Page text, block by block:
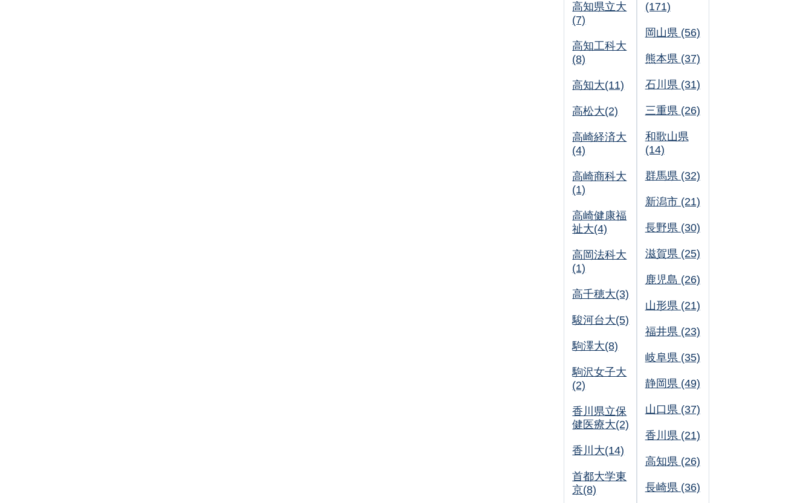
高知県立大
(7)
高知工科大
(8)
高知大(11)
高松大(2)
高崎経済大
(4)
高崎商科大
(1)
高崎健康福
祉大(4)
高岡法科大
(1)
高千穂大(3)
駿河台大(5)
駒澤大(8)
駒沢女子大
(2)
香川県立保
健医療大(2)
香川大(14)
首都大学東
京(8)
(171)
岡山県 (56)
熊本県 (37)
石川県 (31)
三重県 (26)
和歌山県
(14)
群馬県 (32)
新潟市 (21)
長野県 (30)
滋賀県 (25)
鹿児島 (26)
山形県 (21)
福井県 (23)
岐阜県 (35)
静岡県 (49)
山口県 (37)
香川県 (21)
高知県 (26)
長崎県 (36)